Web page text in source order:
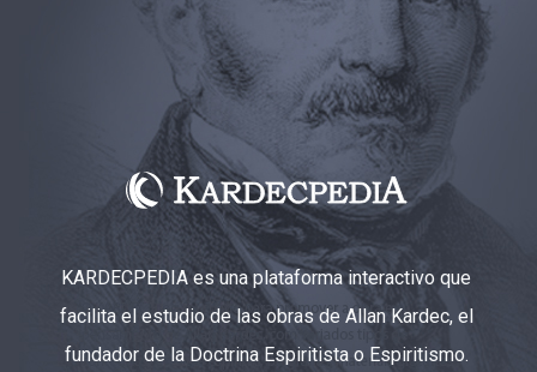
KARDECPEDIA es una plataforma interactivo que
facilita el estudio de las obras de Allan Kardec, el
fundador de la Doctrina Espiritista o Espiritismo.